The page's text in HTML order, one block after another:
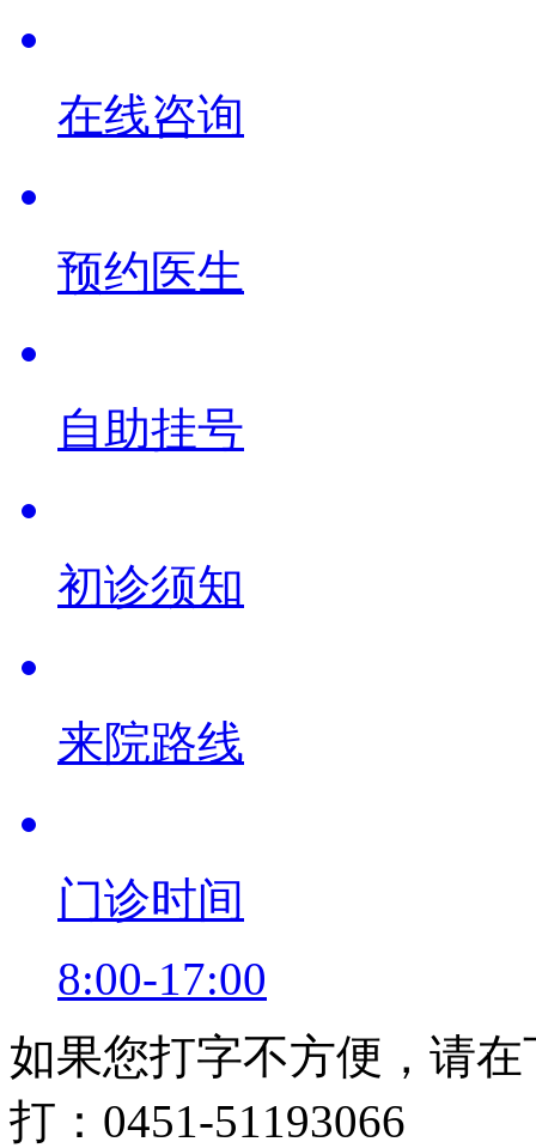
在线咨询
预约医生
自助挂号
初诊须知
来院路线
门诊时间
8:00-17:00
如果您打字不方便，请
打：0451-51193066